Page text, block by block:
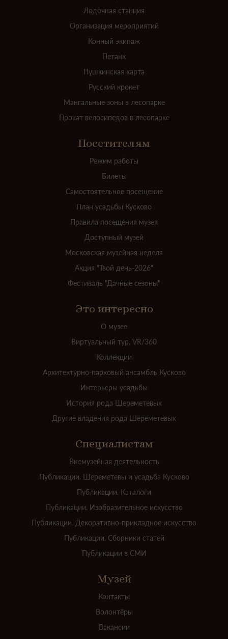
Лодочная станция
Организация мероприятий
Конный экипаж
Петанк
Пушкинская карта
Русский крокет
Мангальные зоны в лесопарке
Прокат велосипедов в лесопарке
Посетителям
Режим работы
Билеты
Самостоятельное посещение
План усадьбы Кусково
Правила посещения музея
Доступный музей
Московская музейная неделя
Акция "Твой день-2026"
Фестиваль "Дачные сезоны"
Это интересно
О музее
Виртуальный тур. VR/360
Коллекции
Архитектурно-парковый ансамбль Кусково
Интерьеры усадьбы
История рода Шереметевых
Другие владения рода Шереметевых
Специалистам
Внемузейная деятельность
Публикации. Шереметевы и усадьба Кусково
Публикации. Каталоги
Публикации. Изобразительное искусство
Публикации. Декоративно-прикладное искусство
Публикации. Сборники статей
Публикации в СМИ
Музей
Контакты
Волонтёры
Вакансии